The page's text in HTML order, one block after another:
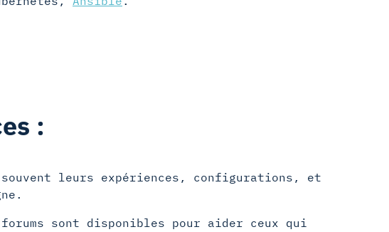
:
leurs expériences, configurations, et
sont disponibles pour aider ceux qui